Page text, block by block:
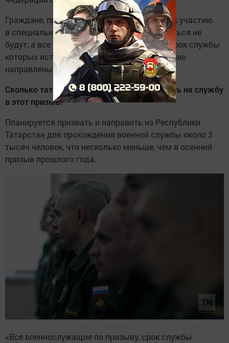
Граждане, призванные на военную службу, к участию
в специальной военной операции привлекаться не
будут, а все военно­служащие по призыву, срок службы
которых истек, будут уволены и свое­временно
направлены к местам проживания».
Сколько татарстанцев планируется призвать на службу
в этот призыв?
Планируется призвать и направить из Республики
Татарстан для прохождения военной службы около 3
тысяч человек, что несколько меньше, чем в осенний
призыв прошлого года.
«Все военно­служащие по призыву, срок службы